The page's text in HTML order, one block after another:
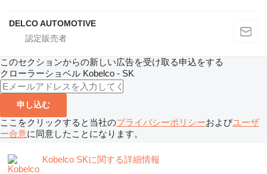
DELCO AUTOMOTIVE
このセクションからの新しい広告を受け取る申込をする
クローラーショベル Kobelco - SK
申し込む
ここをクリックすると当社のプライバシーポリシーおよびユーザ
ー合意に同意したことになります。
Kobelco SKに関する詳細情報